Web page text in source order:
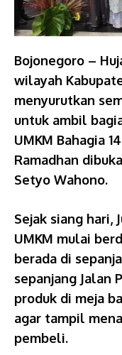
Bojonegoro –
wilayah
menyurutkan
untuk ambil
UMKM Bahagia
Ramadhan
Setyo Wahono.
Sejak siang hari,
UMKM mulai
berada di
sepanjang Jalan
produk di meja
agar tampil
pembeli.